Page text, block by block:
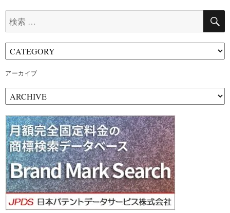
索:
アーカイブ
ー
カ
イ
ブ